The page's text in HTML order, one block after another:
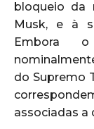
bloqueio da
Musk, e à
Embora
do Supremo
associadas a